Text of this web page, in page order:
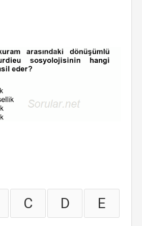
C D E